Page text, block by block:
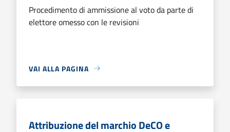
Procedimento di ammissione al voto da parte di
elettore omesso con le revisioni
VAI ALLA PAGINA
Attribuzione del marchio DeCO e